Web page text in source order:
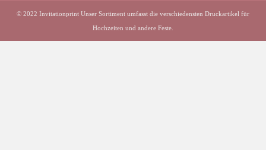
© 2022 Invitationprint Unser Sortiment umfasst die verschiedensten Druckartikel für
Hochzeiten und andere Feste.